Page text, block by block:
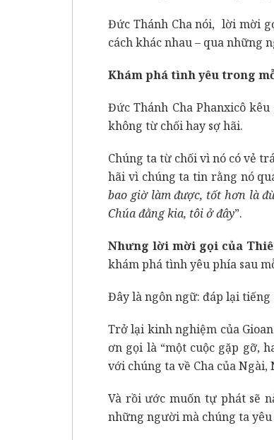
Đức Thánh Cha nói, lời mời
cách khác nhau – qua những
Khám phá tình yêu trong
Đức Thánh Cha Phanxicô
không từ chối hay sợ hãi.
Chúng ta từ chối vì nó có vẻ
hãi vì chúng ta tin rằng nó
bao giờ làm được, tốt hơn là
Chúa đằng kia, tôi ở đây”.
Nhưng lời mời gọi của
khám phá tình yêu phía sau
Đây là ngôn ngữ: đáp lại
Trở lại kinh nghiệm của
ơn gọi là “một cuộc gặp gỡ,
với chúng ta về Cha của
Và rồi ước muốn tự phát sẽ
những người mà chúng ta